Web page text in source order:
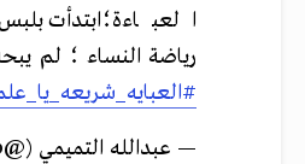
العباءة؛ابتدأت
رياضة النساء ؛ لم
— عبدالله التميمي (@tamimi_86b)